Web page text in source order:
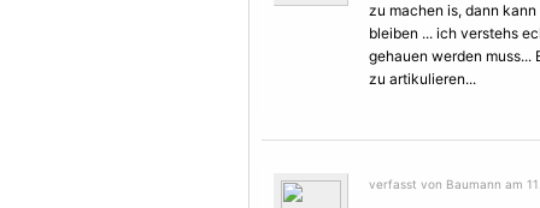
zu machen is, dann
bleiben ... ich verstehs
gehauen werden
zu artikulieren...
verfasst von Baumann am